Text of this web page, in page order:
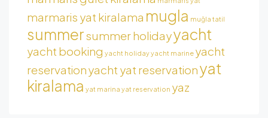
marmaris yat kiralama mugla muğla tatil
summersummer holidayyacht
yacht booking yacht holidayyacht marine yacht
reservationyacht yat reservationyat
kiralama yat marina yat reservation yaz